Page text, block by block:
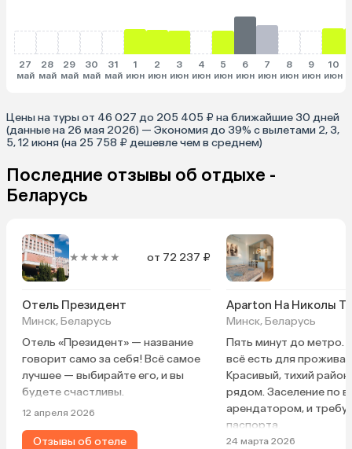
27
май
28
май
29
май
30
май
31
май
1
июн
2
июн
3
июн
4
июн
5
июн
6
июн
7
июн
8
июн
9
июн
10
июн
Цены на туры от 46 027 до 205 405 ₽ на ближайшие 30 дней
(данные на 26 мая 2026) — Экономия до 39% с вылетами 2, 3,
5, 12 июня (на 25 758 ₽ дешевле чем в среднем)
Последние отзывы об отдыхе -
Беларусь
★★★★★ от 72 237 ₽
Отель Президент
Минск, Беларусь
Отель «Президент» — название
говорит само за себя! Всё самое
лучшее — выбирайте его, и вы
будете счастливы.
12 апреля 2026
Отзывы об отеле
Aparton На Николы
Минск, Беларусь
Пять минут до метро.
всё есть для
Красивый, тихий
рядом. Заселение по
арендатором, и
паспорта.
24 марта 2026